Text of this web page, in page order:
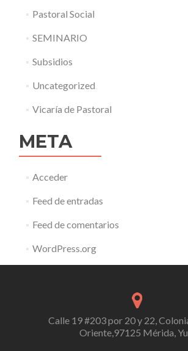
Pastoral Social
SEMINARIO
Subsidios
Uncategorized
Vicaría de Pastoral
META
Acceder
Feed de entradas
Feed de comentarios
WordPress.org
Calle 19 #203 por 20 y 22,
Oriente,97125 Mérida,